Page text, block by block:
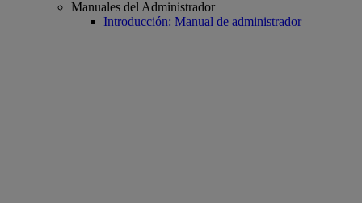
Manuales del Administrador
Introducción: Manual de administrador